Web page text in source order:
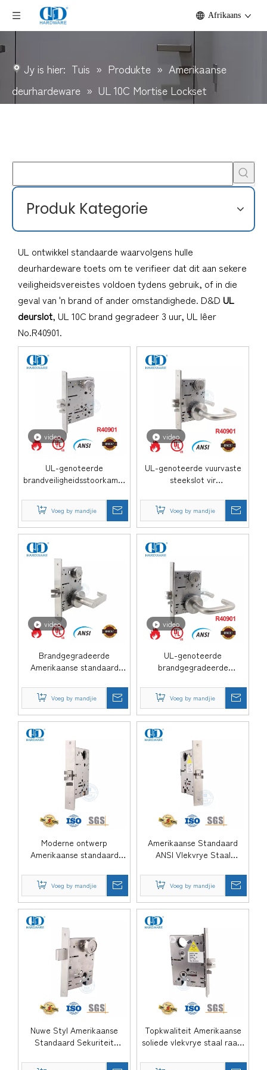
Afrikaans
Jy is hier: Tuis » Produkte » Amerikaanse
deurhardeware » UL 10C Mortise Lockset
Produk Kategorie
UL ontwikkel standaarde waarvolgens hulle
deurhardeware toets om te verifieer dat dit aan sekere
veiligheidsvereistes voldoen tydens gebruik, of in die
geval van 'n brand of ander omstandighede. D&D UL
deurslot, UL 10C brand gegradeer 3 uur, UL lêer
No.R40901.
video
UL-genoteerde
brandveiligheidsstoorkamer
Voeg by mandjie
video
UL-genoteerde vuurvaste
steekslot vir
Voeg by mandjie
video
Brandgegradeerde
Amerikaanse standaard
DDAL01
Voeg by mandjie
video
UL-genoteerde
brandgegradeerde
vir ingangsbinnedeur-
DDAL04
Voeg by mandjie
Moderne ontwerp
Amerikaanse standaard
veiligheidsmeubels
Hardeware Hout binnedeur
insteekslot -DDAL31
Voeg by mandjie
Amerikaanse Standaard
ANSI Vlekvrye Staal
Badkamer Slaapkamer
Ingangsdeur Insteekslot
Body-DDAL22
Voeg by mandjie
Nuwe Styl Amerikaanse
Standaard Sekuriteit
Hotel Woonstel Binnedeur
Topkwaliteit Amerikaanse
soliede vlekvrye staal raam
toegangsdeur insteekslot-